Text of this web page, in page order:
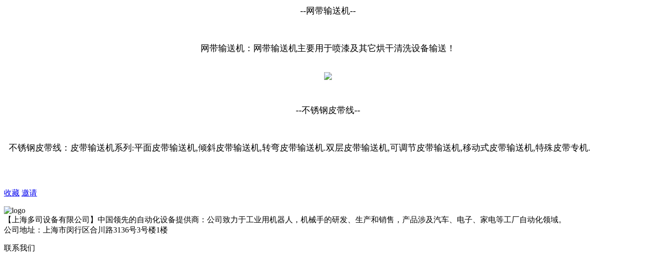
--网带输送机--
网带输送机：网带输送机主要用于喷漆及其它烘干清洗设备输送！
--不锈钢皮带线--
不锈钢皮带线：皮带输送机系列 :平面皮带输送机,倾斜皮带输送机,转弯皮带输送机.双层皮带输送机,可调节皮带输送机,移动式皮带输送机,特殊皮带专机.
收藏 邀请
【上海多司设备有限公司】中国领先的自动化设备提供商：公司致力于工业用机器人，机械手的研发、生产和销售，产品涉及汽车、电子、家电等工厂自动化领域。
公司地址：上海市闵行区合川路3136号3号楼1楼
联系我们